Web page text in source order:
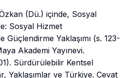
(Dü.) içinde, Sosyal
Sosyal Hizmet
Güçlendirme Yaklaşımı (s. 123-
Akademi Yayınevi.
Sürdürülebilir Kentsel
Yaklaşımlar ve Türkiye. Cevat